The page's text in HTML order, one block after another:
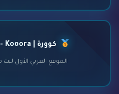
كوورة | Kooora - بث مباشر ونتائج
الموقع العربي الأول لبث